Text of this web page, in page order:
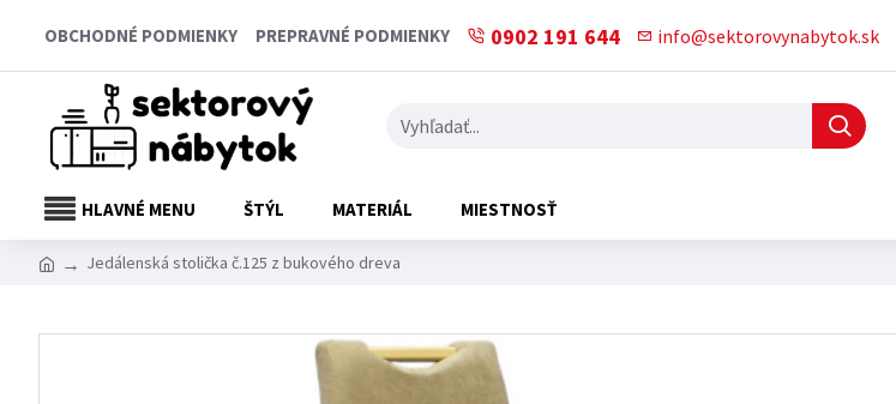
OBCHODNÉ PODMIENKY PREPRAVNÉ PODMIENKY 0902 191 644 info@sektorovynabytok.sk
HLAVNÉ MENU ŠTÝL MATERIÁL MIESTNOSŤ
Jedálenská stolička č.125 z bukového dreva